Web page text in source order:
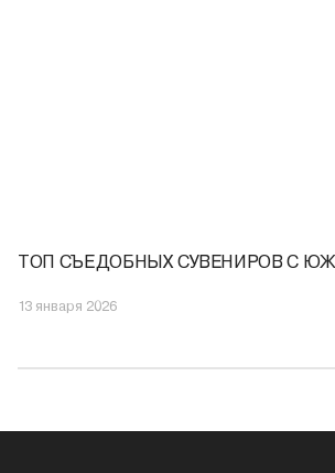
ТОП СЪЕДОБНЫХ СУВЕНИРОВ С
13 января 2026